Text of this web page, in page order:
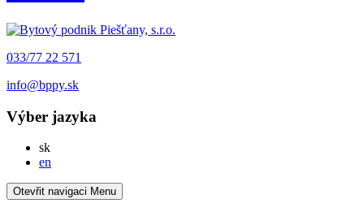
033/77 22 571
info@bppy.sk
Výber jazyka
skSlovensky
en
Otevřit navigaci Menu